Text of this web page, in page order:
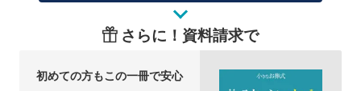
さらに！資料請求で
初めての方もこの一冊で安心